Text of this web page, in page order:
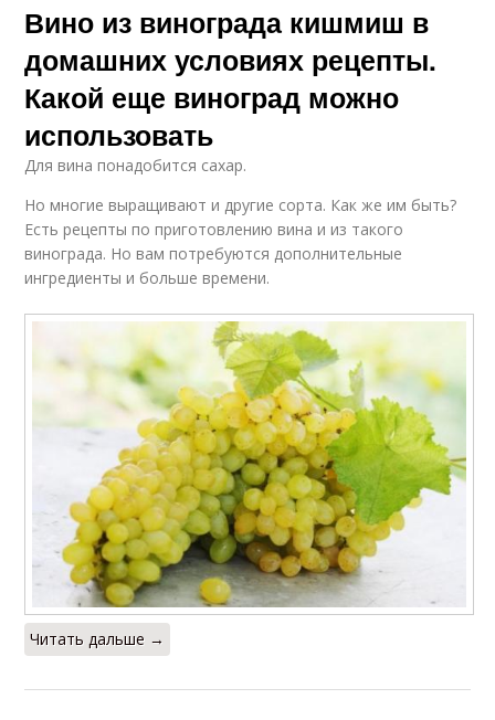
Вино из винограда кишмиш в
домашних условиях рецепты.
Какой еще виноград можно
использовать
Для вина понадобится сахар.
Но многие выращивают и другие сорта. Как же им быть?
Есть рецепты по приготовлению вина и из такого
винограда. Но вам потребуются дополнительные
ингредиенты и больше времени.
Читать дальше →